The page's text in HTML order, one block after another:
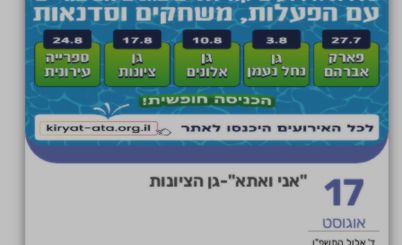
17
אוגוסט
"אני ואתא"-גן הציונות